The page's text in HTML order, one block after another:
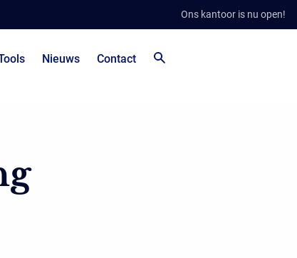
Ons kantoor is nu open!
Nieuws Contact